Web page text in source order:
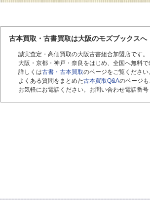
古本買取・古書買取は大阪のモズブックスへ
誠実査定・高価買取の大阪古書組合加盟店です。
大阪・京都・神戸・奈良をはじめ、全国へ無料で
詳しくは古書・古本買取のページをご覧ください
よくある質問をまとめた古本買取Q&Aのページも
お気軽にお電話ください。お問い合わせ電話番号